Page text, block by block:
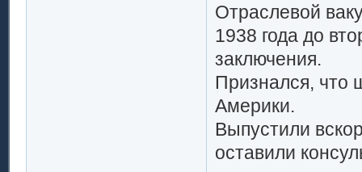
Отраслевой
1938 года до
заключения.
Признался, что
Америки.
Выпустили
оставили